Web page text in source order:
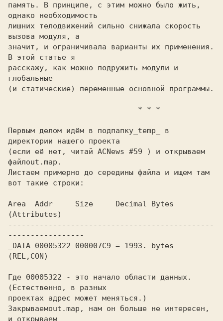
память. В принципе, с этим можно было жить,
однако необходимость
лишних телодвижений сильно снижала скорость
вызова модуля, а
значит, и ограничивала варианты их применения.
В этой статье я
расскажу, как можно подружить модули и
глобальные
(и статические) переменные основной программы.
Первым делом идём в подпапку _temp_ в
(если её нет, читай ACNews #59 ) и открываем
файл
Листаем примерно до середины файла и ищем там
вот такие строки:
Area  Addr     Size     Decimal Bytes
(Attributes)
----------------------------------------------
-----------------
_DATA 00005322 000007C9 = 1993. bytes
(REL,CON)
Где 00005322 - это начало области данных.
(Естественно, в разных
проектах адрес может меняться.)
Закрываемout.map, нам он больше не интересен,